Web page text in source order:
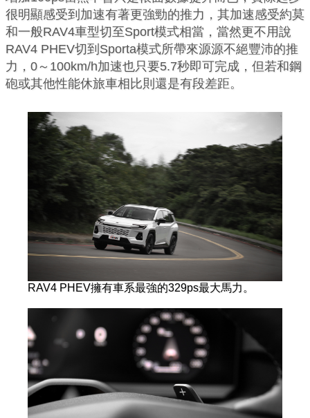
很明顯感受到加速有著更強勁的推力，其加速感受約莫
和一般RAV4車型切至Sport模式相當，當然更不用說
RAV4 PHEV切到Sporta模式所帶來源源不絕豐沛的推
力，0～100km/h加速也只要5.7秒即可完成，但若和鋼
砲或其他性能休旅車相比則還是有段差距。
RAV4 PHEV擁有車系最強的329ps最大馬力。